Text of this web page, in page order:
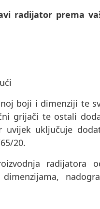
radijator prema
boji i dimenziji te
grijači te ostali
uključuje
20.
radijatora